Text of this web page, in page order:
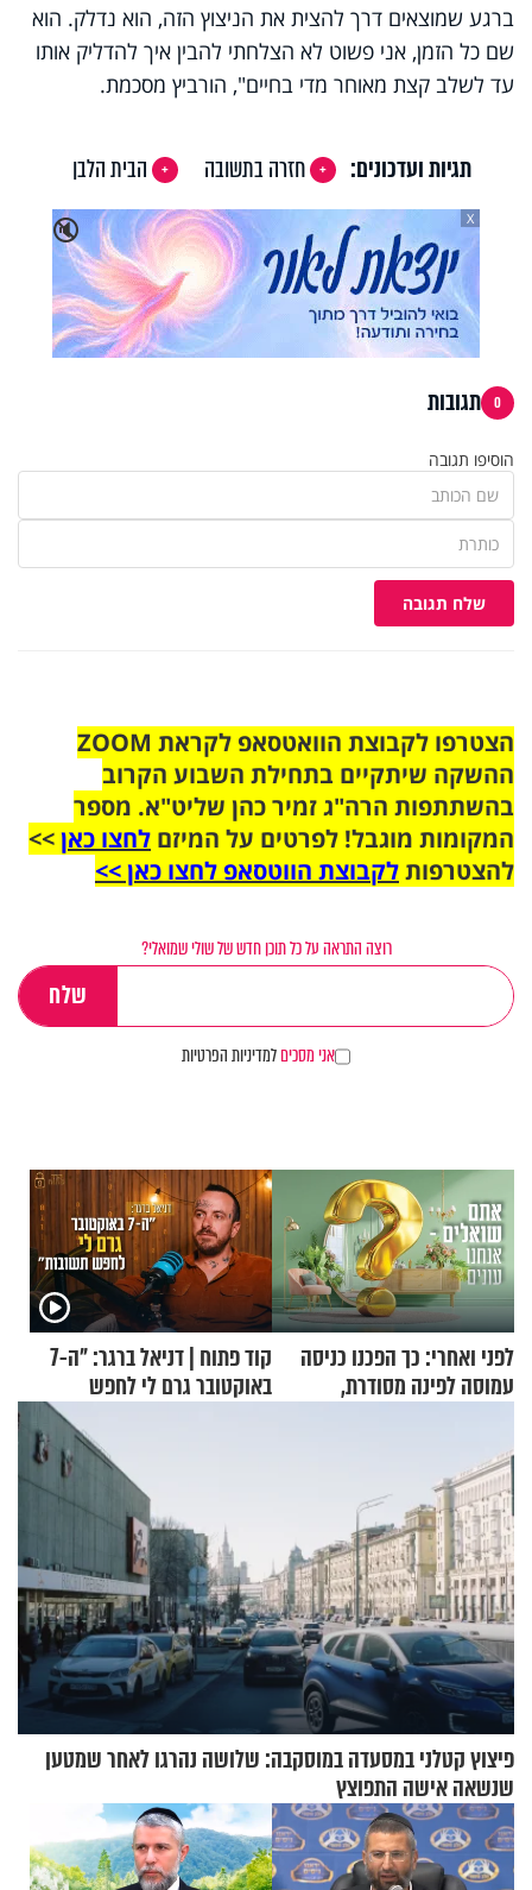
ברגע שמוצאים דרך להצית את הניצוץ הזה, הוא נדלק. הוא
שם כל הזמן, אני פשוט לא הצלחתי להבין איך להדליק אותו
עד לשלב קצת מאוחר מדי בחיים", הורביץ מסכמת.
תגיות ועדכונים: חזרה בתשובה
הבית הלבן
🔇
X
0 תגובות
הוסיפו תגובה
שלח תגובה
הצטרפו לקבוצת הוואטסאפ לקראת ZOOM
ההשקה שיתקיים בתחילת השבוע הקרוב
בהשתתפות הרה"ג זמיר כהן שליט"א. מספר
המקומות מוגבל! לפרטים על המיזם לחצו כאן>>
להצטרפותלקבוצת הווטסאפ לחצו כאן >>
רוצה התראה על כל תוכן חדש של שולי שמואלי?
אני מסכיםלמדיניות הפרטיות
לפני ואחרי: כך הפכנו כניסה
עמוסה לפינה מסודרת,
קוד פתוח | דניאל ברגר: "ה-7
באוקטובר גרם לי לחפש
פיצוץ קטלני במסעדה במוסקבה: שלושה נהרגו לאחר שמטען
שנשאה אישה התפוצץ